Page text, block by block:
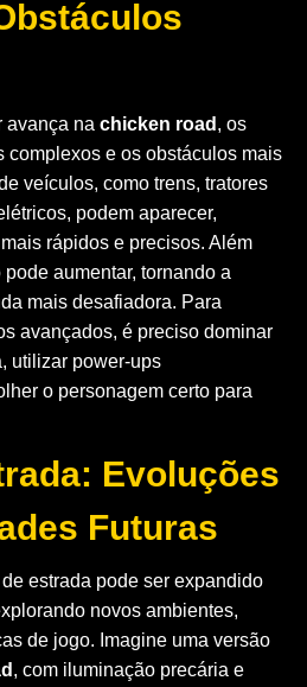
avança na chicken road , os
complexos e os obstáculos mais
veículos, como trens, tratores
podem aparecer,
rápidos e precisos. Além
aumentar, tornando a
mais desafiadora. Para
avançados, é preciso dominar
utilizar power-ups
o personagem certo para
Evoluções
Futuras
estrada pode ser expandido
novos ambientes,
de jogo. Imagine uma versão
, com iluminação precária e